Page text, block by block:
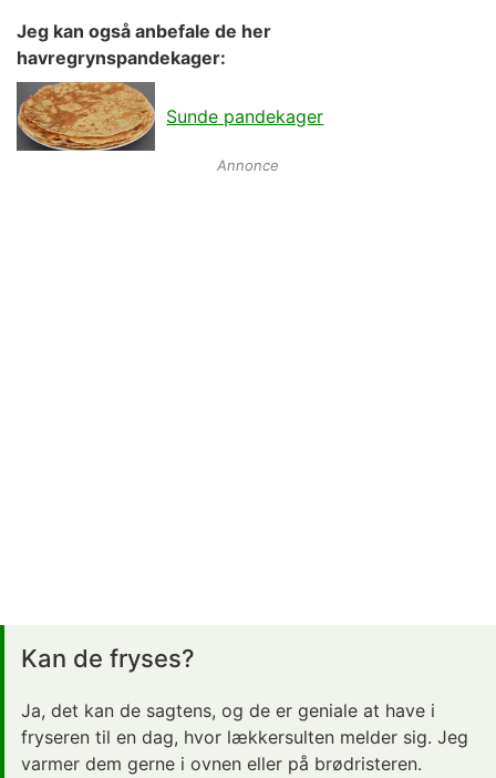
Jeg kan også anbefale de her
havregrynspandekager:
Sunde pandekager
Annonce
Kan de fryses?
Ja, det kan de sagtens, og de er geniale at have i
fryseren til en dag, hvor lækkersulten melder sig. Jeg
varmer dem gerne i ovnen eller på brødristeren.